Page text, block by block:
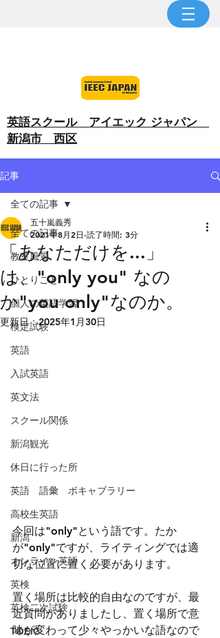
​英語スクール アイエック ジャパン
新潟市 西区
記事
全ての記事
教室風景
ひとりごと
個人の英語学習
検定試験
英語
入試英語
英文法
スクール関係
新潟観光
休日に行った所
英語 語彙 ボキャブラリー
高校生英語
新潟
オンライン英語
英検
英検二次試験
TOEIC
全ての記事
「あなただけを...」
は、"only you" なの
か"you only"なのか。
五十嵐義秀
2021年8月2日 読了時間: 3分
更新日：2025年1月30日
今回は"only"という語です。たか
が"only"ですが、ライティングでは適
切な位置に置く必要があります。
置く場所は比較的自由なのですが、最
近質問がありましたし、置く場所で意
味が変わって少々やっかいな語なので